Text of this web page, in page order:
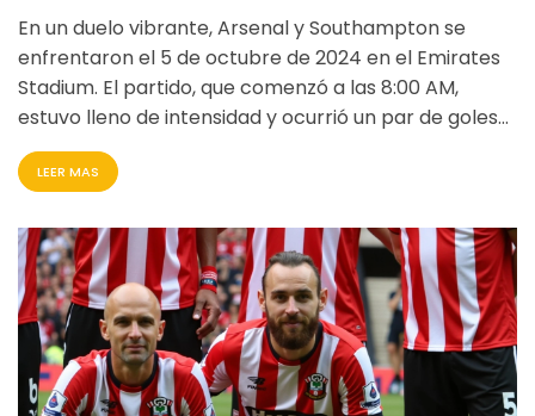
En un duelo vibrante, Arsenal y Southampton se
enfrentaron el 5 de octubre de 2024 en el Emirates
Stadium. El partido, que comenzó a las 8:00 AM,
estuvo lleno de intensidad y ocurrió un par de goles
tempranos en la segunda mitad, con Cameron
Archer anotando para Southampton y Kai Havertz
los interesantes movimientos de los entrenadores, el
resultado final no se destacó, dejando el desenlace
incierto.
LEER MAS